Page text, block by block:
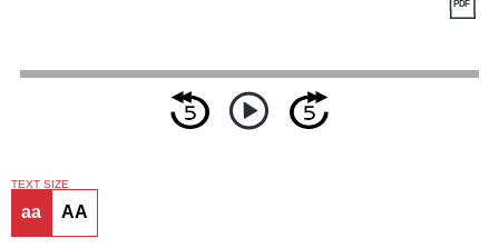
TEXT SIZE
aa AA